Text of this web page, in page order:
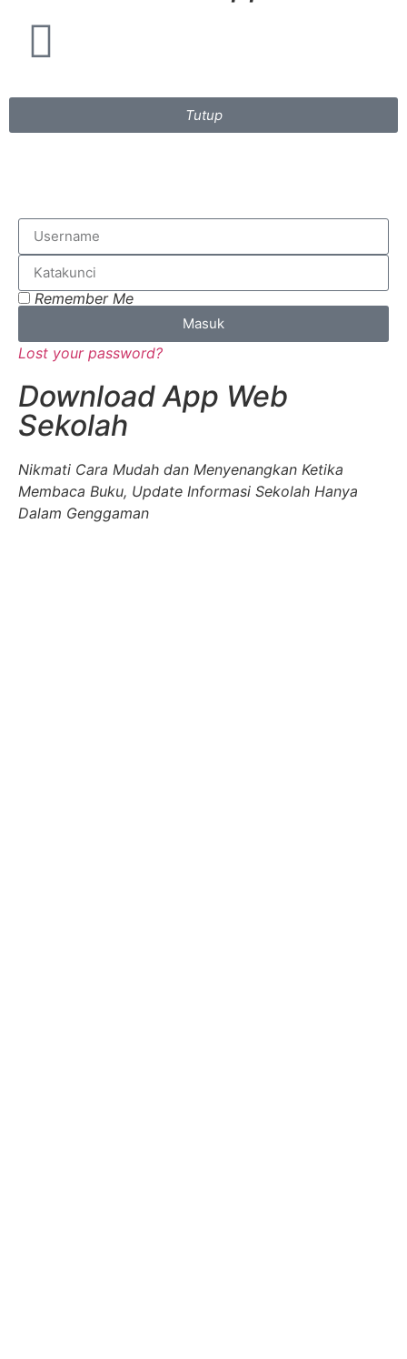
Tutup
Remember Me
Masuk
Lost your password?
Download App Web
Sekolah
Nikmati Cara Mudah dan Menyenangkan Ketika
Membaca Buku, Update Informasi Sekolah Hanya
Dalam Genggaman